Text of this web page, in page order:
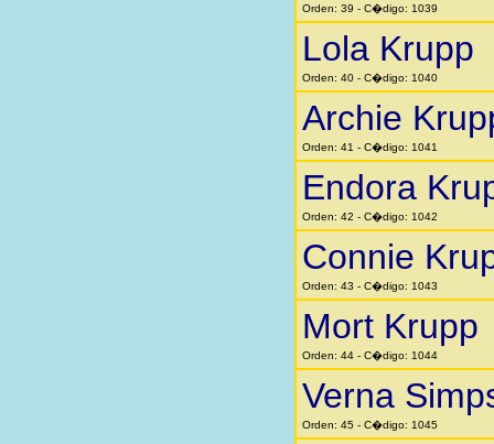
Orden: 39 - C�digo: 1039
Lola Krupp
Orden: 40 - C�digo: 1040
Archie
Orden: 41 - C�digo: 1041
Endora
Orden: 42 - C�digo: 1042
Connie
Orden: 43 - C�digo: 1043
Mort Krupp
Orden: 44 - C�digo: 1044
Verna
Orden: 45 - C�digo: 1045